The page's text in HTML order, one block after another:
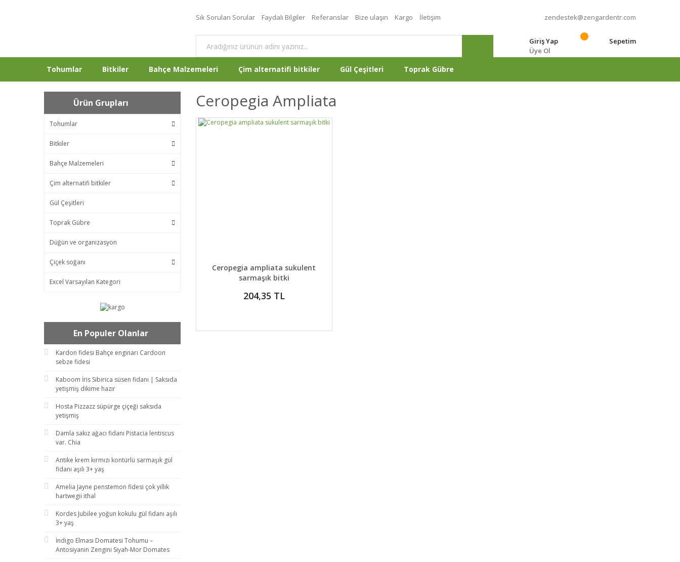
Sık Sorulan Sorular Faydalı Bilgiler Referanslar Bize ulaşın Kargo İletişim zendestek@zengardentr.com
Giriş Yap
Üye Ol
Sepetim
Tohumlar Bitkiler Bahçe Malzemeleri Çim alternatifi bitkiler Gül Çeşitleri Toprak Gübre
Ürün Grupları
Tohumlar
Bitkiler
Bahçe Malzemeleri
Çim alternatifi bitkiler
Gül Çeşitleri
Toprak Gübre
Düğün ve organizasyon
Çiçek soğanı
Excel Varsayılan Kategori
En Populer Olanlar
Kardon fidesi Bahçe enginarı Cardoon
sebze fidesi
Kaboom İris Sibirica süsen fidanı | Saksıda
yetişmiş dikime hazır
Hosta Pizzazz süpürge çiçeği saksıda
yetişmiş
Damla sakız ağacı fidanı Pistacia lentiscus
var. Chia
Antike krem kırmızı kontürlü sarmaşık gül
fidanı aşılı 3+ yaş
Amelia Jayne penstemon fidesi çok yıllık
hartwegii ithal
Kordes Jubilee yoğun kokulu gül fidanı aşılı
3+ yaş
İndigo Elması Domatesi Tohumu –
Antosiyanin Zengini Siyah-Mor Domates
Ceropegia Ampliata
DETAYLAR GELİNCE HABER VER
Ceropegia ampliata sukulent
sarmaşık bitki
204,35 TL